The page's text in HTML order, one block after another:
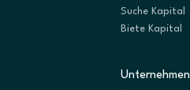
Suche Kapital
Biete Kapital
Unternehmen